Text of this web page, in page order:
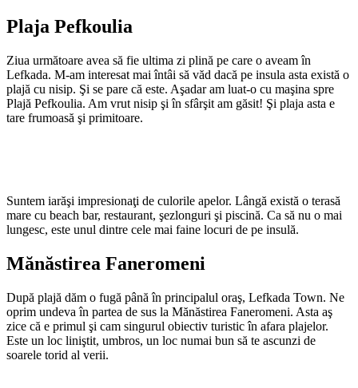
Plaja Pefkoulia
Ziua următoare avea să fie ultima zi plină pe care o aveam în
Lefkada. M-am interesat mai întâi să văd dacă pe insula asta există o
plajă cu nisip. Şi se pare că este. Aşadar am luat-o cu maşina spre
Plajă Pefkoulia. Am vrut nisip şi în sfârşit am găsit! Şi plaja asta e
tare frumoasă şi primitoare.
Suntem iarăşi impresionaţi de culorile apelor. Lângă există o terasă
mare cu beach bar, restaurant, şezlonguri şi piscină. Ca să nu o mai
lungesc, este unul dintre cele mai faine locuri de pe insulă.
Mănăstirea Faneromeni
După plajă dăm o fugă până în principalul oraş, Lefkada Town. Ne
oprim undeva în partea de sus la Mănăstirea Faneromeni. Asta aş
zice că e primul şi cam singurul obiectiv turistic în afara plajelor.
Este un loc liniştit, umbros, un loc numai bun să te ascunzi de
soarele torid al verii.